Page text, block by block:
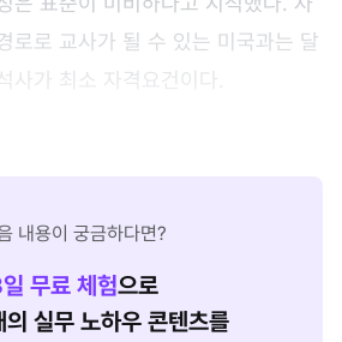
로로 교사가 될 수 있는 미국과는 달
사가 최소 자격요건이다.
내용이 궁금하다면?
일 무료 체험으로
실무 노하우 콘텐츠를